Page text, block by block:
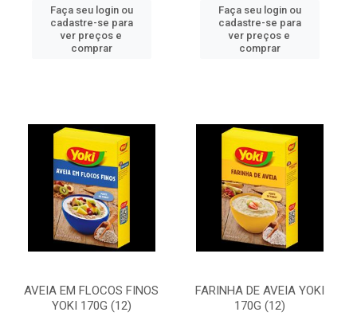
Faça seu login ou
cadastre-se para
ver preços e
comprar
Faça seu login ou
cadastre-se para
ver preços e
comprar
AVEIA EM FLOCOS FINOS
YOKI 170G (12)
FARINHA DE AVEIA YOKI
170G (12)